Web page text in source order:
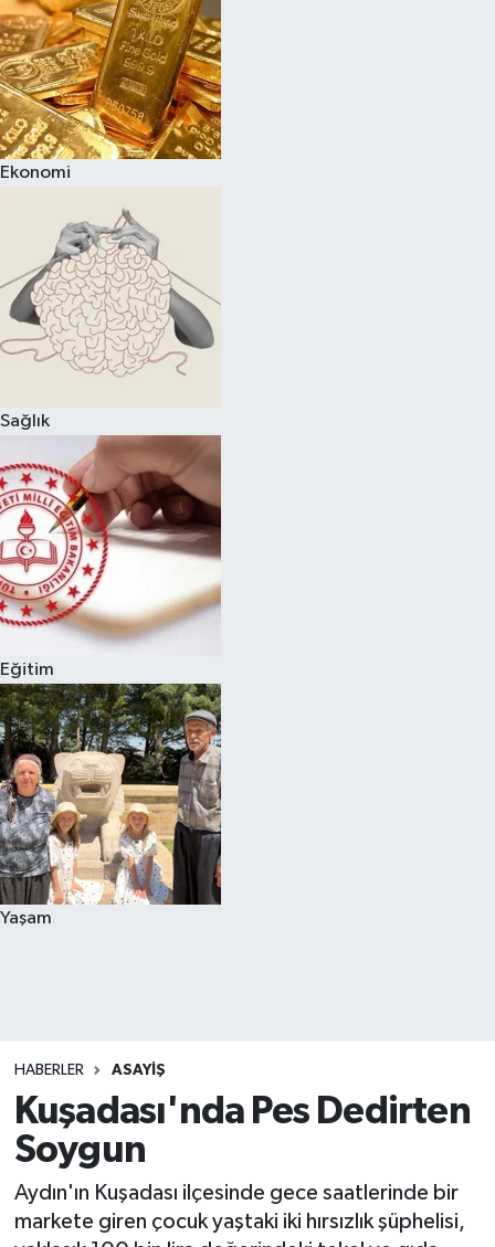
Ekonomi
Sağlık
Eğitim
Yaşam
HABERLER ASAYIŞ
Kuşadası'nda Pes Dedirten
Soygun
Aydın'ın Kuşadası ilçesinde gece saatlerinde bir
markete giren çocuk yaştaki iki hırsızlık şüphelisi,